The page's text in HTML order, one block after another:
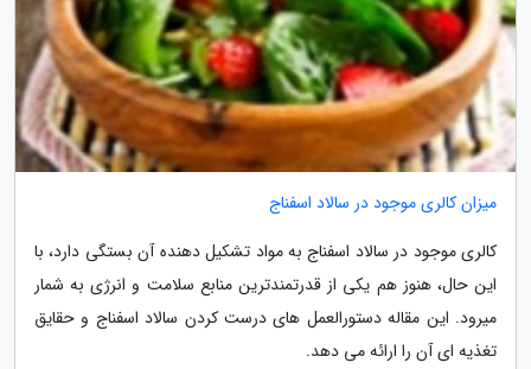
میزان کالری موجود در سالاد اسفناج
کالری موجود در سالاد اسفناج به مواد تشکیل دهنده آن بستگی دارد، با
این حال، هنوز هم یکی از قدرتمندترین منابع سلامت و انرژی به شمار
میرود. این مقاله دستورالعمل های درست کردن سالاد اسفناج و حقایق
تغذیه ای آن را ارائه می دهد.